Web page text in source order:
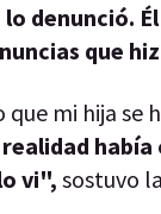
lo denunció.
que
mi hija
vi", sostuvo